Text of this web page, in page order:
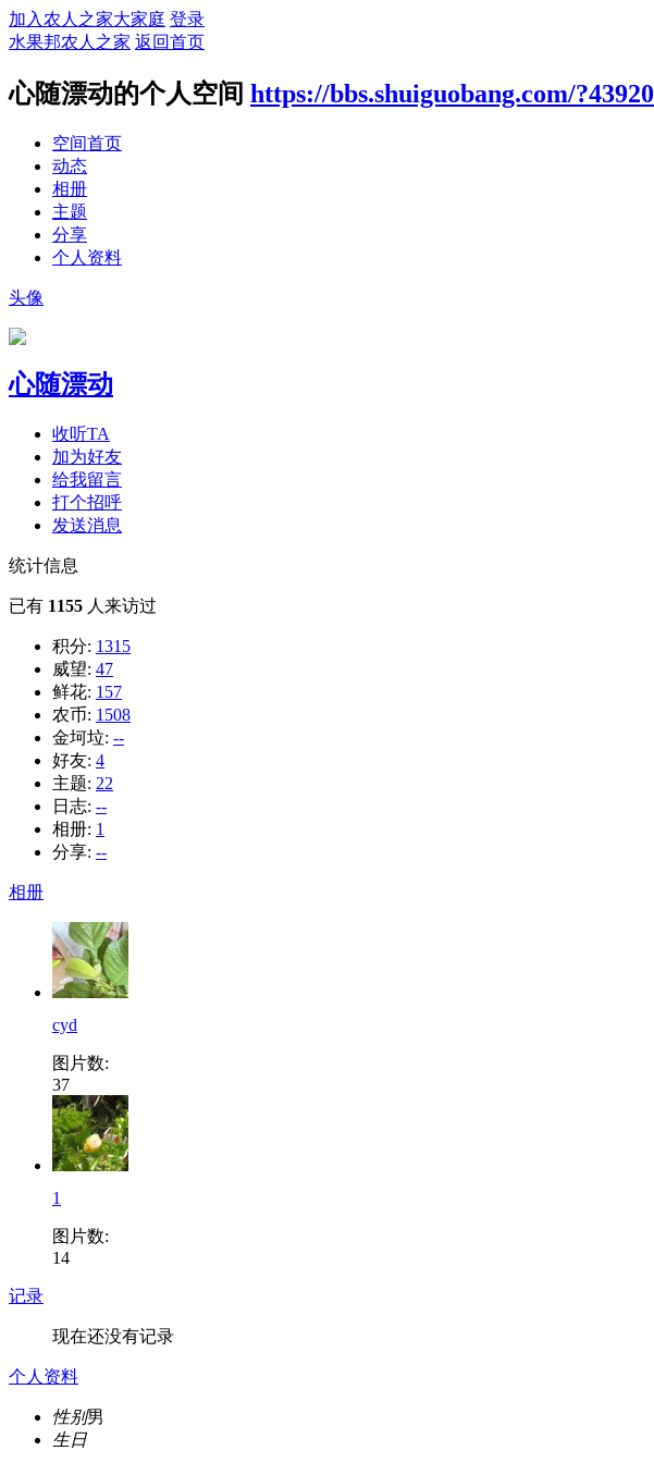
加入农人之家大家庭 登录
水果邦农人之家 返回首页
心随漂动的个人空间 https://bbs.shuiguobang.com/?43920
空间首页
动态
相册
主题
分享
个人资料
头像
心随漂动
收听TA
加为好友
给我留言
打个招呼
发送消息
统计信息
已有 1155 人来访过
积分: 1315
威望: 47
鲜花: 157
农币: 1508
金坷垃: --
好友: 4
主题: 22
日志: --
相册: 1
分享: --
相册
cyd
图片数:
37
1
图片数:
14
记录
现在还没有记录
个人资料
性别男
生日